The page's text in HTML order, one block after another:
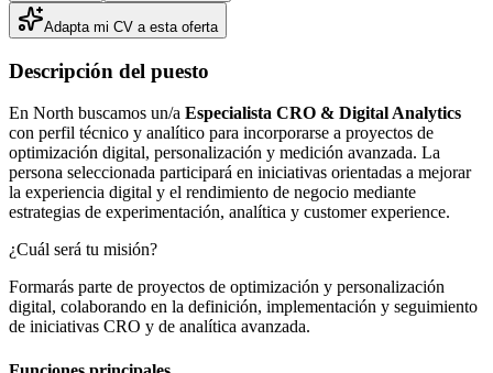
Adapta mi CV a esta oferta
Descripción del puesto
En North buscamos un/a Especialista CRO & Digital Analytics
con perfil técnico y analítico para incorporarse a proyectos de
optimización digital, personalización y medición avanzada. La
persona seleccionada participará en iniciativas orientadas a mejorar
la experiencia digital y el rendimiento de negocio mediante
estrategias de experimentación, analítica y customer experience.
¿Cuál será tu misión?
Formarás parte de proyectos de optimización y personalización
digital, colaborando en la definición, implementación y seguimiento
de iniciativas CRO y de analítica avanzada.